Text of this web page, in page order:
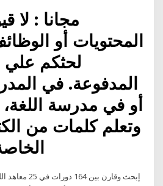
المحتويات أو
لحثكم علي
المدفوعة. في
أو في مدرسة
وتعلم كلمات من
إبحث وقارن بين